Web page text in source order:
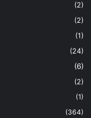
(2)
(2)
(1)
(24)
(6)
(2)
(1)
(364)